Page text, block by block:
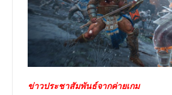
ข่าวประชาสัมพันธ์จากค่ายเกม